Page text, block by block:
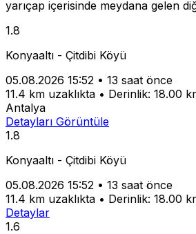
yarıçap içerisinde meydana gelen
1.8
Konyaaltı - Çitdibi Köyü
05.08.2026 15:52 • 13 saat önce
11.4 km uzaklıkta • Derinlik: 18.00
Antalya
Detayları Görüntüle
1.8
Konyaaltı - Çitdibi Köyü
05.08.2026 15:52 • 13 saat önce
11.4 km uzaklıkta • Derinlik: 18.00
Detaylar
1.6